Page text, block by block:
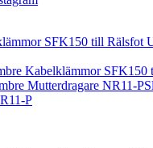
SFK150 till Rälsfot
P